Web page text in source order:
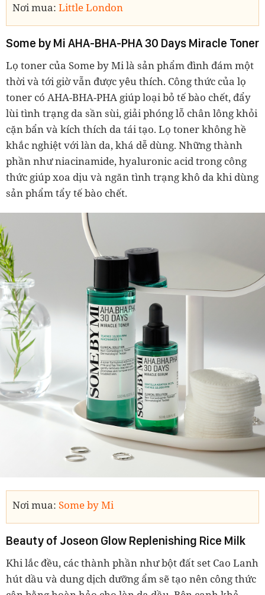
Nơi mua: Little London
Some by Mi AHA-BHA-PHA 30 Days Miracle Toner
Lọ toner của Some by Mi là sản phẩm đình đám một
thời và tới giờ vẫn được yêu thích. Công thức của lọ
toner có AHA-BHA-PHA giúp loại bỏ tế bào chết, đẩy
lùi tình trạng da sần sùi, giải phóng lỗ chân lông khỏi
cặn bẩn và kích thích da tái tạo. Lọ toner không hề
khắc nghiệt với làn da, khá dễ dùng. Những thành
phần như niacinamide, hyaluronic acid trong công
thức giúp xoa dịu và ngăn tình trạng khô da khi dùng
sản phẩm tẩy tế bào chết.
Nơi mua: Some by Mi
Beauty of Joseon Glow Replenishing Rice Milk
Khi lắc đều, các thành phần như bột đất set Cao Lanh
hút dầu và dung dịch dưỡng ẩm sẽ tạo nên công thức